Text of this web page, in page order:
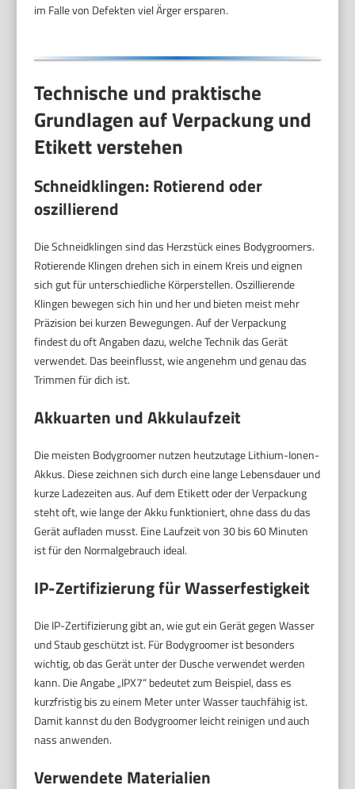
im Falle von Defekten viel Ärger ersparen.
Technische und praktische
Grundlagen auf Verpackung und
Etikett verstehen
Schneidklingen: Rotierend oder
oszillierend
Die Schneidklingen sind das Herzstück eines Bodygroomers.
Rotierende Klingen drehen sich in einem Kreis und eignen
sich gut für unterschiedliche Körperstellen. Oszillierende
Klingen bewegen sich hin und her und bieten meist mehr
Präzision bei kurzen Bewegungen. Auf der Verpackung
findest du oft Angaben dazu, welche Technik das Gerät
verwendet. Das beeinflusst, wie angenehm und genau das
Trimmen für dich ist.
Akkuarten und Akkulaufzeit
Die meisten Bodygroomer nutzen heutzutage Lithium-Ionen-
Akkus. Diese zeichnen sich durch eine lange Lebensdauer und
kurze Ladezeiten aus. Auf dem Etikett oder der Verpackung
steht oft, wie lange der Akku funktioniert, ohne dass du das
Gerät aufladen musst. Eine Laufzeit von 30 bis 60 Minuten
ist für den Normalgebrauch ideal.
IP-Zertifizierung für Wasserfestigkeit
Die IP-Zertifizierung gibt an, wie gut ein Gerät gegen Wasser
und Staub geschützt ist. Für Bodygroomer ist besonders
wichtig, ob das Gerät unter der Dusche verwendet werden
kann. Die Angabe „IPX7“ bedeutet zum Beispiel, dass es
kurzfristig bis zu einem Meter unter Wasser tauchfähig ist.
Damit kannst du den Bodygroomer leicht reinigen und auch
nass anwenden.
Verwendete Materialien